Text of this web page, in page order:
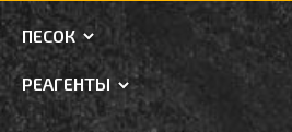
ПЕСОК
РЕАГЕНТЫ